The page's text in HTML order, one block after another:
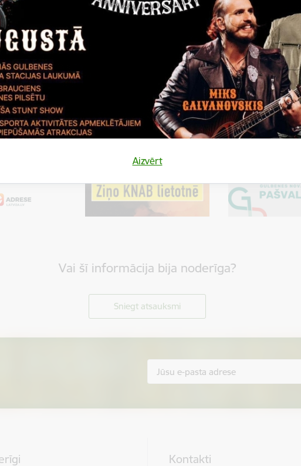
Aizvērt
III. kārta. Pieteikšanās 31.08.2025.
Vai šī informācija bija noderīga?
Sniegt atsauksmi
Kontakti